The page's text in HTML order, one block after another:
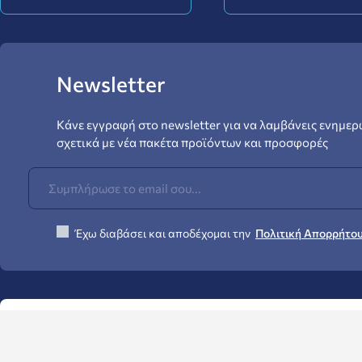
Newsletter
Κάνε εγγραφή στο newsletter για να λαμβάνεις
σχετικά με νέα πακέτα προϊόντων και προσφορές
Έχω διαβάσει και αποδέχομαι την Πολιτική